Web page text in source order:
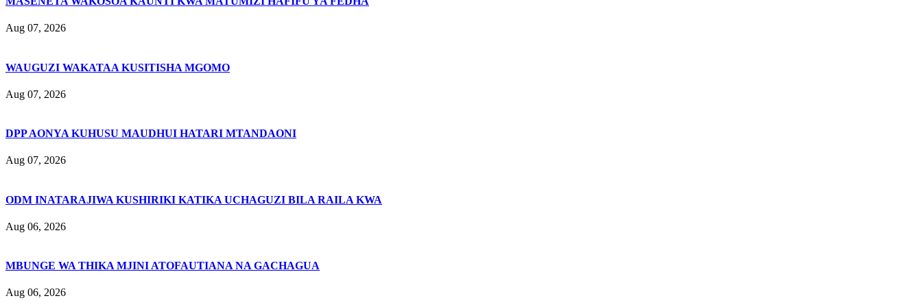
Aug 07, 2026
WAUGUZI WAKATAA KUSITISHA MGOMO
Aug 07, 2026
DPP AONYA KUHUSU MAUDHUI HATARI MTANDAONI
Aug 07, 2026
ODM INATARAJIWA KUSHIRIKI KATIKA UCHAGUZI BILA RAILA KWA
Aug 06, 2026
MBUNGE WA THIKA MJINI ATOFAUTIANA NA GACHAGUA
Aug 06, 2026